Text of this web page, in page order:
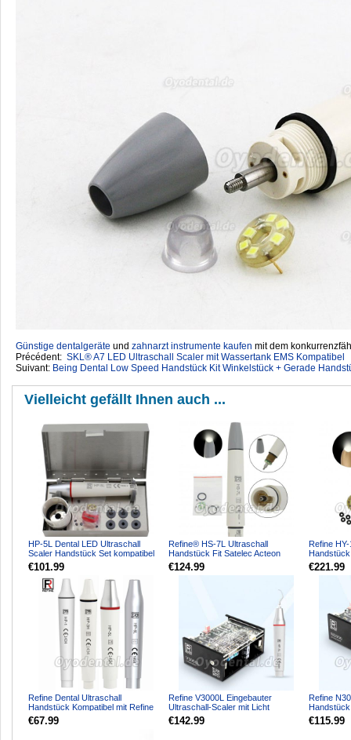
Günstige dentalgeräte ‎ und zahnarzt instrumente kaufen mit dem
Précédent: SKL® A7 LED Ultraschall Scaler mit Wassertank EMS Kompatibel
Suivant: Being Dental Low Speed Handstück Kit Winkelstück + Gerade
Vielleicht gefällt Ihnen auch ...
HP-5L Dental LED Ultraschall
Scaler Handstück Set kompatibel
mit EMS PIEZON LED ...
€101.99
Refine® HS-7L Ultraschall
Handstück Fit Satelec Acteon
Suprasson P5 LED P5XS LED...
€124.99
Refine
Handstück
Acteon P5
€221.99
Refine Dental Ultraschall
Handstück Kompatibel mit Refine
& EMS
€67.99
Refine V3000L Eingebauter
Ultraschall-Scaler mit Licht
Kompatibel mit SATELEC Wo...
€142.99
Refine
€115.99